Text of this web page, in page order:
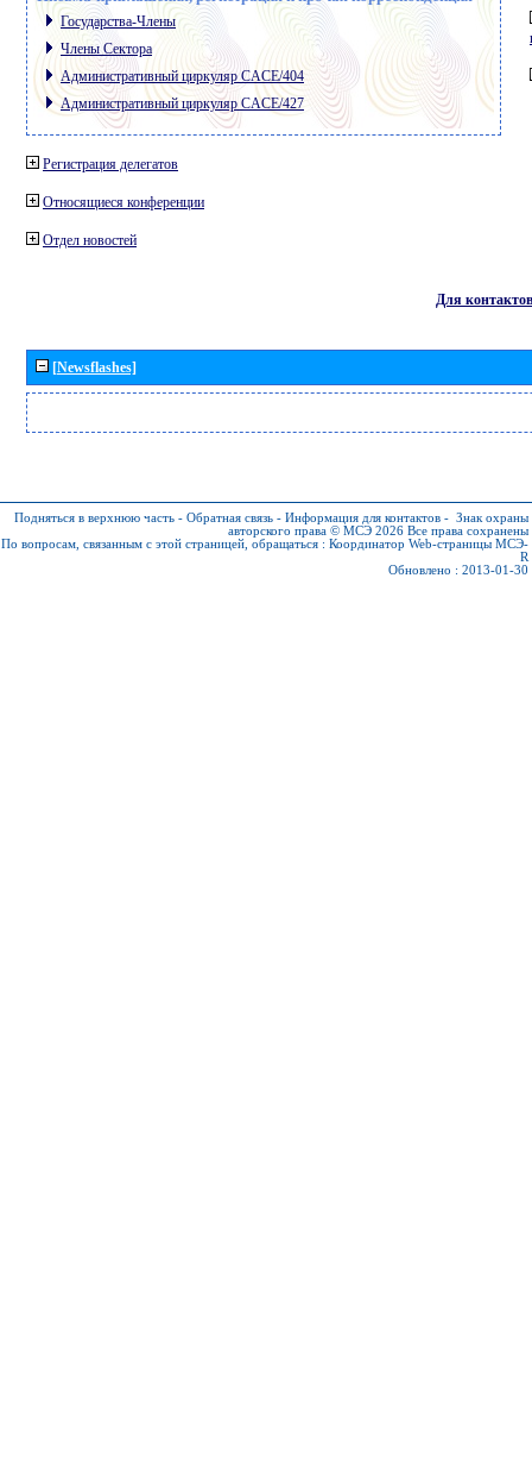
Государства-Члены
Члены Сектора
Административный циркуляр CACE/404
Административный циркуляр CACE/427
Регистрация делегатов
Относящиеся конференции
Отдел новостей
Для контактов
[Newsflashes]
Подняться в верхнюю часть - Обратная связь - Информация для контактов - Знак охраны
авторского права © МСЭ 2026 Все права сохранены
По вопросам, связанным с этой страницей, обращаться : Координатор Web-страницы МСЭ-
R
Обновлено : 2013-01-30